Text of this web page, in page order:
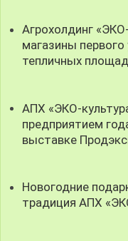
Агрохолдинг
магазины
тепличных
АПХ «ЭКО-
предприятием
выставке
Новогодние
традиция АПХ